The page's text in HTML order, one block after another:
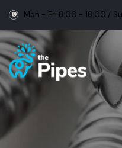
Mon - Fri 8:00 - 18:00 /